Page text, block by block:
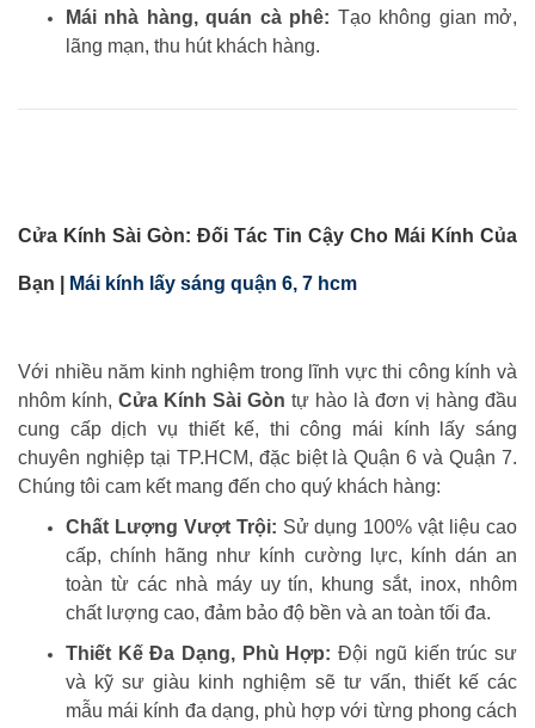
Mái nhà hàng, quán cà phê: Tạo không gian mở,
lãng mạn, thu hút khách hàng.
Cửa Kính Sài Gòn: Đối Tác Tin Cậy Cho Mái Kính Của
Bạn | Mái kính lấy sáng quận 6, 7 hcm
Với nhiều năm kinh nghiệm trong lĩnh vực thi công kính và
nhôm kính, Cửa Kính Sài Gòn tự hào là đơn vị hàng đầu
cung cấp dịch vụ thiết kế, thi công mái kính lấy sáng
chuyên nghiệp tại TP.HCM, đặc biệt là Quận 6 và Quận 7.
Chúng tôi cam kết mang đến cho quý khách hàng:
Chất Lượng Vượt Trội: Sử dụng 100% vật liệu cao
cấp, chính hãng như kính cường lực, kính dán an
toàn từ các nhà máy uy tín, khung sắt, inox, nhôm
chất lượng cao, đảm bảo độ bền và an toàn tối đa.
Thiết Kế Đa Dạng, Phù Hợp: Đội ngũ kiến trúc sư
và kỹ sư giàu kinh nghiệm sẽ tư vấn, thiết kế các
mẫu mái kính đa dạng, phù hợp với từng phong cách